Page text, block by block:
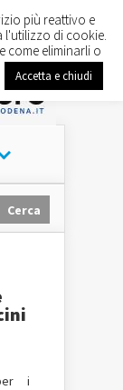
i
più reattivo e
l'utilizzo di cookie.
come eliminarli o
Accetta e chiudi